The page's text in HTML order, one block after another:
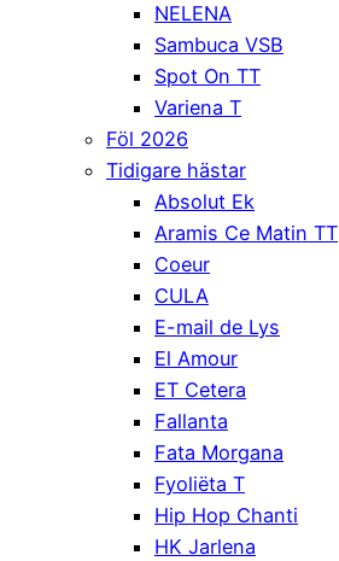
NELENA
Sambuca VSB
Spot On TT
Variena T
Föl 2026
Tidigare hästar
Absolut Ek
Aramis Ce Matin TT
Coeur
CULA
E-mail de Lys
El Amour
ET Cetera
Fallanta
Fata Morgana
Fyoliëta T
Hip Hop Chanti
HK Jarlena